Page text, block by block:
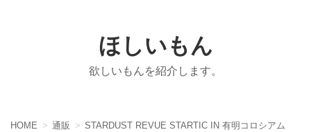
ほしいもん
欲しいもんを紹介します。
HOME 通販 STARDUST REVUE STARTIC IN 有明コロシアム